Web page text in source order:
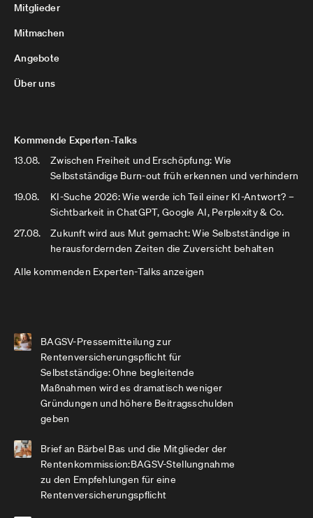
Mitglieder
Mitmachen
Angebote
Über uns
Kommende Experten-Talks
13.08.
Zwischen Freiheit und Erschöpfung: Wie
Selbstständige Burn-out früh erkennen und verhindern
19.08.
KI-Suche 2026: Wie werde ich Teil einer KI-Antwort? –
Sichtbarkeit in ChatGPT, Google AI, Perplexity & Co.
27.08.
Zukunft wird aus Mut gemacht: Wie Selbstständige in
herausfordernden Zeiten die Zuversicht behalten
Alle kommenden Experten-Talks anzeigen
BAGSV-Pressemitteilung zur
Rentenversicherungspflicht für
Selbstständige: Ohne begleitende
Maßnahmen wird es dramatisch weniger
Gründungen und höhere Beitragsschulden
geben
Brief an Bärbel Bas und die Mitglieder der
Rentenkommission:BAGSV-Stellungnahme
zu den Empfehlungen für eine
Rentenversicherungspflicht